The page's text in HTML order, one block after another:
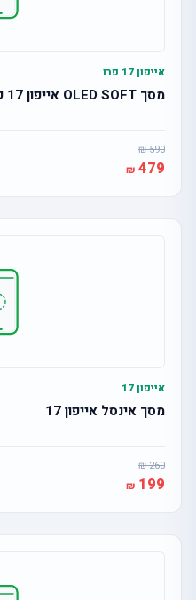
אייפון 17 פרו
מסך OLED SOFT אייפון 17 פרו
590
479
אייפון 17
מסך אינסל אייפון 17
260
199